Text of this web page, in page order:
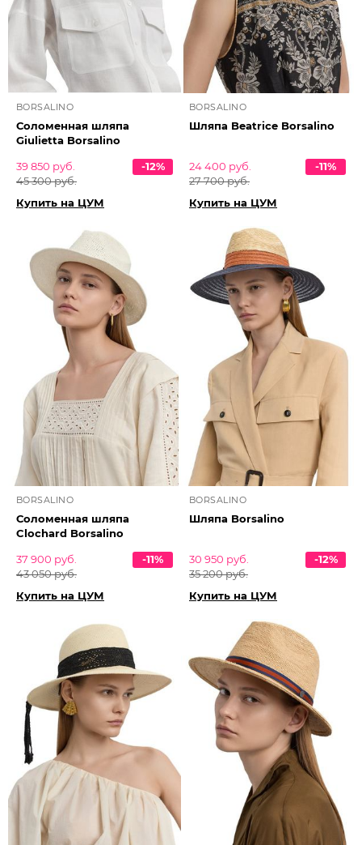
BORSALINO
Соломенная шляпа
Giulietta Borsalino
39 850 руб.
45 300 руб.
-12%
Купить на ЦУМ
BORSALINO
Шляпа Beatrice Borsalino
24 400 руб.
27 700 руб.
-11%
Купить на ЦУМ
BORSALINO
Соломенная шляпа
Clochard Borsalino
37 900 руб.
43 050 руб.
-11%
Купить на ЦУМ
BORSALINO
Шляпа Borsalino
30 950 руб.
35 200 руб.
-12%
Купить на ЦУМ